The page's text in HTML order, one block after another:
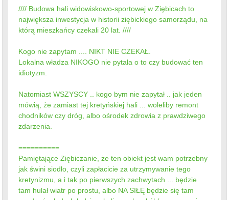
//// Budowa hali widowiskowo-sportowej w Ziębicach to
największa inwestycja w historii ziębickiego samorządu, na
którą mieszkańcy czekali 20 lat. ////
Kogo nie zapytam .... NIKT NIE CZEKAŁ.
Lokalna władza NIKOGO nie pytała o to czy budować ten
idiotyzm.
Natomiast WSZYSCY .. kogo bym nie zapytał .. jak jeden
mówią, że zamiast tej kretyńskiej hali ... woleliby remont
chodników czy dróg, albo ośrodek zdrowia z prawdziwego
zdarzenia.
==========
Pamiętające Ziębiczanie, że ten obiekt jest wam potrzebny
jak świni siodło, czyli zapłacicie za utrzymywanie tego
kretynizmu, a i tak po pierwszych zachwytach ... będzie
tam hulał wiatr po prostu, albo NA SIŁĘ będzie się tam